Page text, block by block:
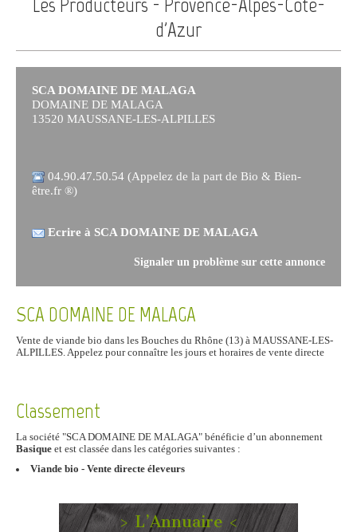
Les Producteurs - Provence-Alpes-Côte-
d'Azur
SCA DOMAINE DE MALAGA
DOMAINE DE MALAGA
13520 MAUSSANE-LES-ALPILLES
04.90.47.50.54 (Appelez de la part de Bio & Bien-
être.fr ®)
Ecrire à SCA DOMAINE DE MALAGA
Signaler un problème sur cette annonce
SCA DOMAINE DE MALAGA
Vente de viande bio dans les Bouches du Rhône (13) à MAUSSANE-LES-
ALPILLES. Appelez pour connaître les jours et horaires de vente directe
Classement
La société "SCA DOMAINE DE MALAGA" bénéficie d’un abonnement
Basique et est classée dans les catégories suivantes :
Viande bio - Vente directe éleveurs
> L’Annuaire <